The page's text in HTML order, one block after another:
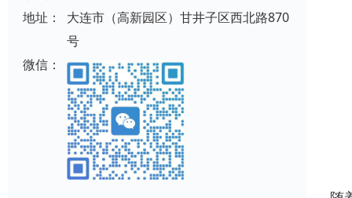
地址：
大连市（高新园区）甘井子区西北路870
号
微信：